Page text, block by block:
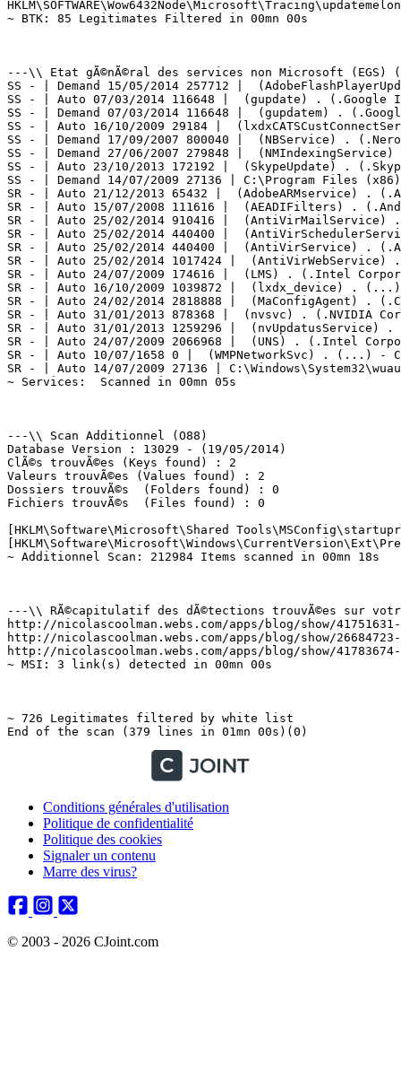
Conditions générales d'utilisation
Politique de confidentialité
Politique des cookies
Signaler un contenu
Marre des virus?
© 2003 - 2026 CJoint.com